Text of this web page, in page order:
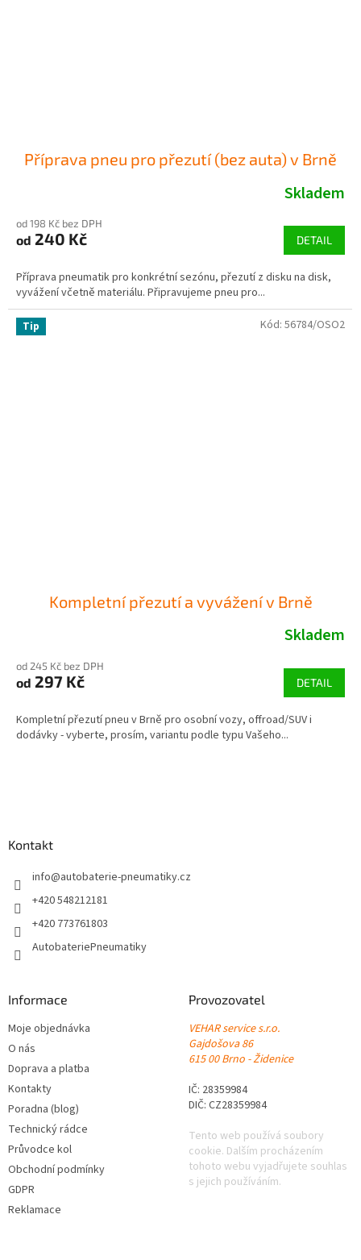
Příprava pneu pro přezutí (bez auta) v Brně
Skladem
od 198 Kč bez DPH
od 240 Kč DETAIL
Příprava pneumatik pro konkrétní sezónu, přezutí z disku na disk,
vyvážení včetně materiálu. Připravujeme pneu pro...
Tip
Kompletní přezutí a vyvážení v Brně
Skladem
od 245 Kč bez DPH
od 297 Kč DETAIL
Kompletní přezutí pneu v Brně pro osobní vozy, offroad/SUV i
dodávky - vyberte, prosím, variantu podle typu Vašeho...
Kód: 56784/OSO2
Kontakt
info@autobaterie-pneumatiky.cz
+420 548212181
+420 773761803
AutobateriePneumatiky
Informace
Moje objednávka
O nás
Doprava a platba
Kontakty
Poradna (blog)
Technický rádce
Průvodce kol
Obchodní podmínky
GDPR
Reklamace
Provozovatel
VEHAR service s.r.o.
Gajdošova 86
615 00 Brno - Židenice
IČ: 28359984
DIČ: CZ28359984
Tento web používá soubory
cookie. Dalším procházením
tohoto webu vyjadřujete souhlas
s jejich používáním.